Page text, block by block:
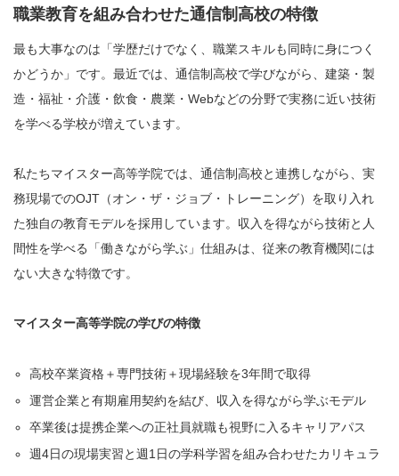
職業教育を組み合わせた通信制高校の特徴
最も大事なのは「学歴だけでなく、職業スキルも同時に身につく
かどうか」です。最近では、通信制高校で学びながら、建築・製
造・福祉・介護・飲食・農業・Webなどの分野で実務に近い技術
を学べる学校が増えています。
私たちマイスター高等学院では、通信制高校と連携しながら、実
務現場でのOJT（オン・ザ・ジョブ・トレーニング）を取り入れ
た独自の教育モデルを採用しています。収入を得ながら技術と人
間性を学べる「働きながら学ぶ」仕組みは、従来の教育機関には
ない大きな特徴です。
マイスター高等学院の学びの特徴
高校卒業資格＋専門技術＋現場経験を3年間で取得
運営企業と有期雇用契約を結び、収入を得ながら学ぶモデル
卒業後は提携企業への正社員就職も視野に入るキャリアパス
週4日の現場実習と週1日の学科学習を組み合わせたカリキュラ